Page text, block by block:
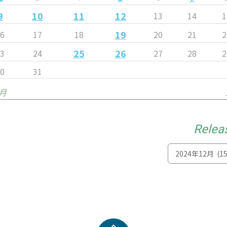
10 11 12 13 14
17 18 19 20 21
24 25 26 27 28
31